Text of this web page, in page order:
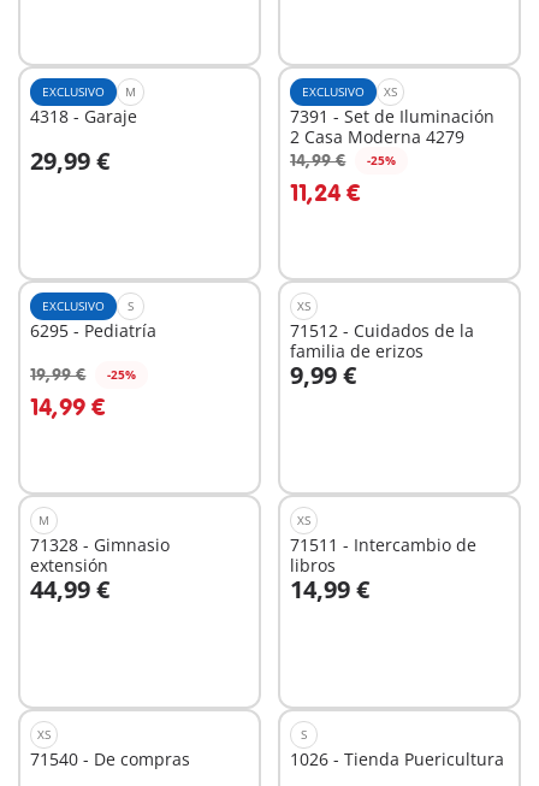
EXCLUSIVO M
4318 - Garaje
29,99 €
A la cesta
EXCLUSIVO XS
7391 - Set de Iluminación
2 Casa Moderna 4279
14,99 € -25%
11,24 €
A la cesta
EXCLUSIVO S
6295 - Pediatría
19,99 € -25%
14,99 €
A la cesta
XS
71512 - Cuidados de la
familia de erizos
9,99 €
A la cesta
M
71328 - Gimnasio
extensión
44,99 €
A la cesta
XS
71511 - Intercambio de
libros
14,99 €
A la cesta
XS
71540 - De compras
S
1026 - Tienda Puericultura